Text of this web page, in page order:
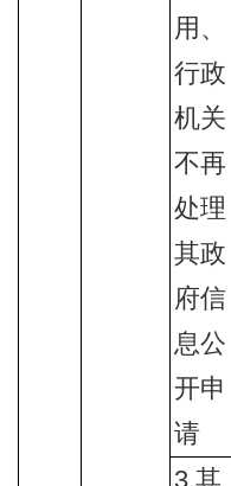
用、
行政
机关
不再
处理
其政
府信
息公
开申
请
3.其